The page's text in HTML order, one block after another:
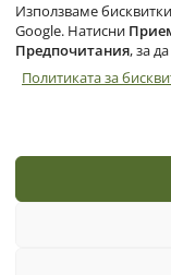
Използваме
Google. Натисни
Предпочитания, за
Политиката за
Начало